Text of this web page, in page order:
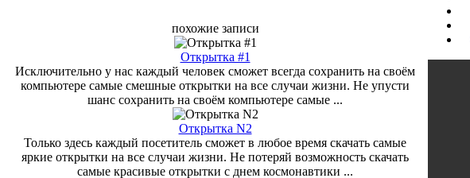
похожие записи
Открытка #1
Исключительно у нас каждый человек сможет всегда сохранить на своём
компьютере самые смешные открытки на все случаи жизни. Не упусти
шанс сохранить на своём компьютере самые ...
Открытка N2
Только здесь каждый посетитель сможет в любое время скачать самые
яркие открытки на все случаи жизни. Не потеряй возможность скачать
самые красивые открытки с днем космонавтики ...